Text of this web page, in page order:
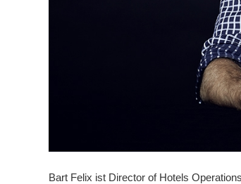
Bart Felix ist Director of Hotels